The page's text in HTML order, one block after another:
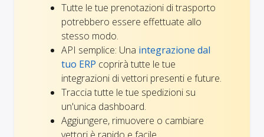
Tutte le tue prenotazioni di trasporto
potrebbero essere effettuate allo
stesso modo.
API semplice: Una integrazione dal
tuo ERP coprirà tutte le tue
integrazioni di vettori presenti e future.
Traccia tutte le tue spedizioni su
un'unica dashboard.
Aggiungere, rimuovere o cambiare